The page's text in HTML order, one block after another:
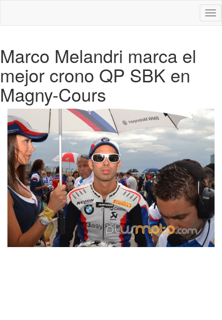
Marco Melandri marca el
mejor crono QP SBK en
Magny-Cours